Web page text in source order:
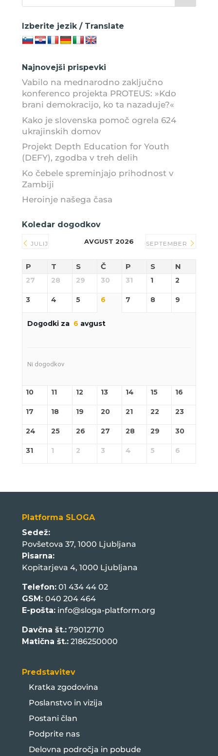
Izberite jezik / Translate
Najnovejši prispevki
Vabilo na mednarodno zaključno
konferenco projekta PROTEUS: »Kdo
brani demokracijo, ko ta nazaduje?«
Kako je slovenska pomoč ogrela 624
ukrajinskih domov
Projekt Depth Education for Youth
(DEFY), zgodba v treh delih
Ko čebele spreminjajo prihodnost v
Zambiji
Heroinje našega časa
Koledar dogodkov
JULIJ AVGUST 2026 SEPTEMBER
P T S Č P S N
27 28 29 30 31 1 2
3 4 5 6 7 8 9
Dogodki za 6 avgust
Ni dogodkov
10 11 12 13 14 15 16
17 18 19 20 21 22 23
24 25 26 27 28 29 30
31 1 2 3 4 5 6
Platforma SLOGA
Sedež:
Povšetova 37, 1000 Ljubljana
Pisarna:
Kopitarjeva 4, 1000 Ljubljana
Telefon:01 434 44 02
GSM: 040 204 464
E-pošta: info@sloga-platform.org
Davčna št.:79012710
Matična št.:2186250000
Predstavitev
Kratka zgodovina
Poslanstvo in vizija
Postani član
Podprite nas
Delovna področja in pobude